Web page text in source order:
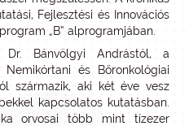
Fejlesztési és Innovációs
„B” alprogramjában.
Bánvölgyi Andrástól, a
és Bőronkológiai
származik, aki két éve vesz
kapcsolatos kutatásban.
orvosai több mint tízezer